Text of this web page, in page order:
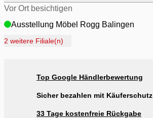
Vor Ort besichtigen
Ausstellung Möbel Rogg Balingen
Ausstellung Rogg Discount Balingen
Ausstellung Möbel Rogg Reutlingen
2 weitere Filiale(n)
Top Google Händlerbewertung
Sicher bezahlen mit Käuferschutz
33 Tage kostenfreie Rückgabe